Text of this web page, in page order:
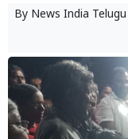
By News India